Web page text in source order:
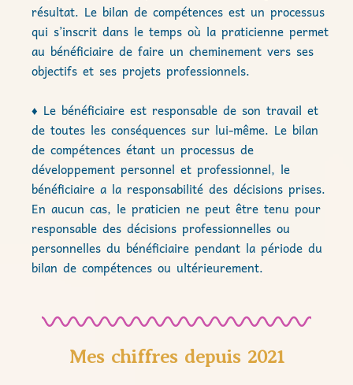
résultat. Le bilan de compétences est un processus
qui s’inscrit dans le temps où la praticienne permet
au bénéficiaire de faire un cheminement vers ses
objectifs et ses projets professionnels.
♦ Le bénéficiaire est responsable de son travail et
de toutes les conséquences sur lui-même. Le bilan
de compétences étant un processus de
développement personnel et professionnel, le
bénéficiaire a la responsabilité des décisions prises.
En aucun cas, le praticien ne peut être tenu pour
responsable des décisions professionnelles ou
personnelles du bénéficiaire pendant la période du
bilan de compétences ou ultérieurement.
Mes chiffres depuis 2021